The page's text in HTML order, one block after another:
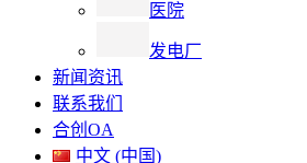
医院
发电厂
新闻资讯
联系我们
合创OA
中文 (中国)